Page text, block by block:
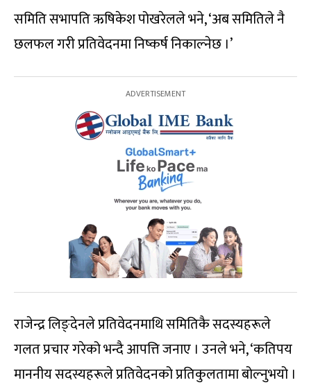
समिति सभापति ऋषिकेश पोखरेलले भने, ‘अब समितिले नै
छलफल गरी प्रतिवेदनमा निष्कर्ष निकाल्नेछ ।’
राजेन्द्र लिङ्देनले प्रतिवेदनमाथि समितिकै सदस्यहरूले
गलत प्रचार गरेको भन्दै आपत्ति जनाए । उनले भने, ‘कतिपय
माननीय सदस्यहरूले प्रतिवेदनको प्रतिकुलतामा बोल्नुभयो ।